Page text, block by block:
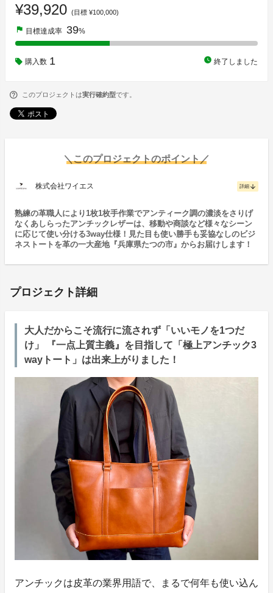
¥39,920 (目標 ¥100,000)
flag 目標達成率 39%
購入数 1 watch_later 終了しました
このプロジェクトは実行確約型です。
＼このプロジェクトのポイント／
株式会社ワイエス 詳細 arrow_downward
熟練の革職人により1枚1枚手作業でアンティーク調の濃淡をさりげ
なくあしらったアンチックレザーは、移動や商談など様々なシーン
に応じて使い分ける3way仕様！見た目も使い勝手も妥協なしのビジ
ネストートを革の一大産地『兵庫県たつの市』からお届けします！
プロジェクト詳細
大人だからこそ流行に流されず「いいモノを1つだ
け」 『一点上質主義』を目指して「極上アンチック3
wayトート」は出来上がりました！
アンチックは皮革の業界用語で、まるで何年も使い込ん